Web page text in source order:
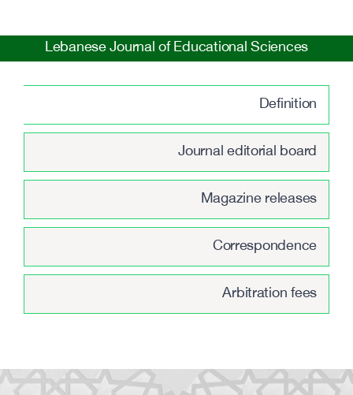
Lebanese Journal of Educational Sciences
Definition
Journal editorial board
Magazine releases
Correspondence
Arbitration fees